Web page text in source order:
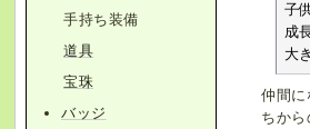
子
成
大
仲間に
ちか
手持ち装備
道具
宝珠
バッジ